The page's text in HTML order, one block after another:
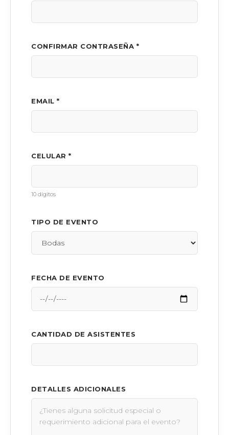
CONFIRMAR CONTRASEÑA *
EMAIL *
CELULAR *
10 dígitos
TIPO DE EVENTO
FECHA DE EVENTO
CANTIDAD DE ASISTENTES
DETALLES ADICIONALES